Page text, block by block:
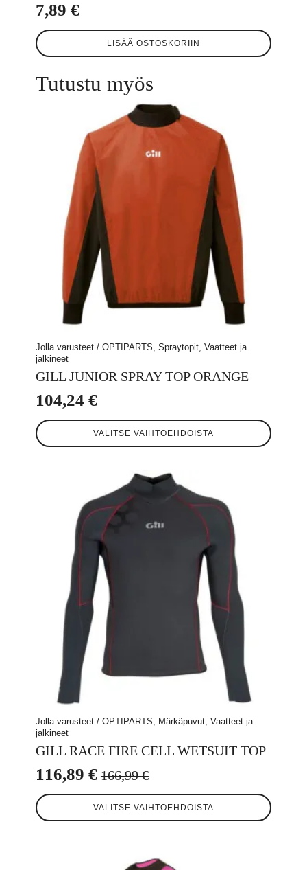
7,89 €
LISÄÄ OSTOSKORIIN
Tutustu myös
Jolla varusteet / OPTIPARTS, Spraytopit, Vaatteet ja
jalkineet
GILL JUNIOR SPRAY TOP ORANGE
104,24 €
VALITSE VAIHTOEHDOISTA
Tällä
tuotteella
Jolla varusteet / OPTIPARTS, Märkäpuvut, Vaatteet ja
jalkineet
GILL RACE FIRE CELL WETSUIT TOP
166,99€
Alkuperäinen
hinta
oli:
116,89 €
Nykyinen
hinta
on:
VALITSE VAIHTOEHDOISTA
Tällä
tuotteella